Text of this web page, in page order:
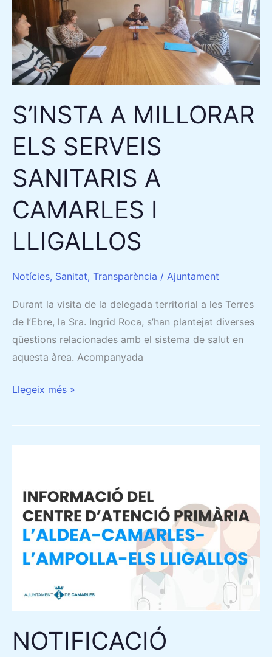
S’INSTA A MILLORAR
ELS SERVEIS
SANITARIS A
CAMARLES I
LLIGALLOS
Notícies, Sanitat, Transparència / Ajuntament
Durant la visita de la delegada territorial a les Terres
de l’Ebre, la Sra. Ingrid Roca, s’han plantejat diverses
qüestions relacionades amb el sistema de salut en
aquesta àrea. Acompanyada
ELS
SERVEIS
SANITARIS
A
CAMARLES
LLIGALLOS
Llegeix més »
NOTIFICACIÓ
DE
L’EQUIP
D’ATENCIÓ
PRIMÀRIA
DE
L’ALDEA-
CAMARLES-
L’AMPOLLA-